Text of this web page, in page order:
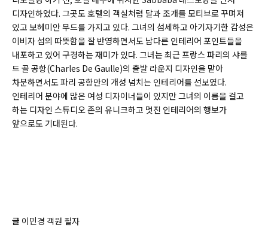
디자인하였다. 그곳도 호텔의 객실처럼 달과 조개를 모티브로 꾸며져
있고 보헤미안 무드를 가지고 있다. 그녀의 섬세하고 아기자기한 감성은
이비자 섬의 따뜻함을 잘 반영하면서도 남다른 인테리어 포인트들을
내포하고 있어 구경하는 재미가 있다. 그녀는 최근 프랑스 파리의 샤를
드 골 공항(Charles De Gaulle)의 출발 라운지 디자인을 맡아
차분하면서도 파리 공항만의 개성 넘치는 인테리어를 선보였다.
인테리어 분야에 많은 여성 디자이너들이 있지만 그녀의 이름을 걸고
하는 디자인 스튜디오 존의 유니크하고 멋진 인테리어의 행보가
앞으로도 기대된다.
글 이민경 객원 필자